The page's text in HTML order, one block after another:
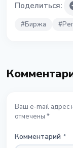
Поделиться:
#Биржа #
Ваш e-mail адрес
отмечены *
Комментарий *